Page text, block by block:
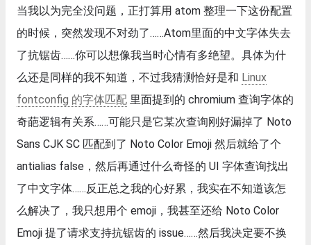
当我以为完全没问题，正打算用 atom 整理一下这份配置
的时候，突然发现不对劲了……Atom里面的中文字体失去
了抗锯齿……你可以想像我当时心情有多绝望。具体为什
么还是同样的我不知道，不过我猜测恰好是和 Linux
fontconfig 的字体匹配 里面提到的 chromium 查询字体的
奇葩逻辑有关系……可能只是它某次查询刚好漏掉了 Noto
Sans CJK SC 匹配到了 Noto Color Emoji 然后就给了个
antialias false，然后再通过什么奇怪的 UI 字体查询找出
了中文字体……反正总之我的心好累，我实在不知道该怎
么解决了，我只想用个 emoji，我甚至还给 Noto Color
Emoji 提了请求支持抗锯齿的 issue……然后我决定要不换